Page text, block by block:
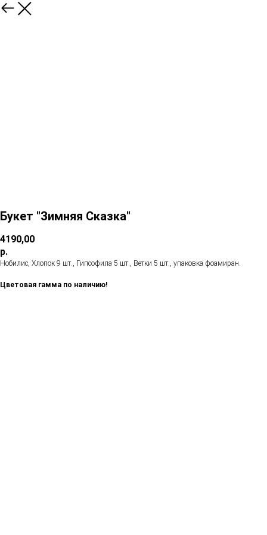
Букет "Зимняя Сказка"
4190,00
р.
Нобилис, Хлопок 9 шт., Гипсофила 5 шт., Ветки 5 шт., упаковка фоамиран.
Цветовая гамма по наличию!